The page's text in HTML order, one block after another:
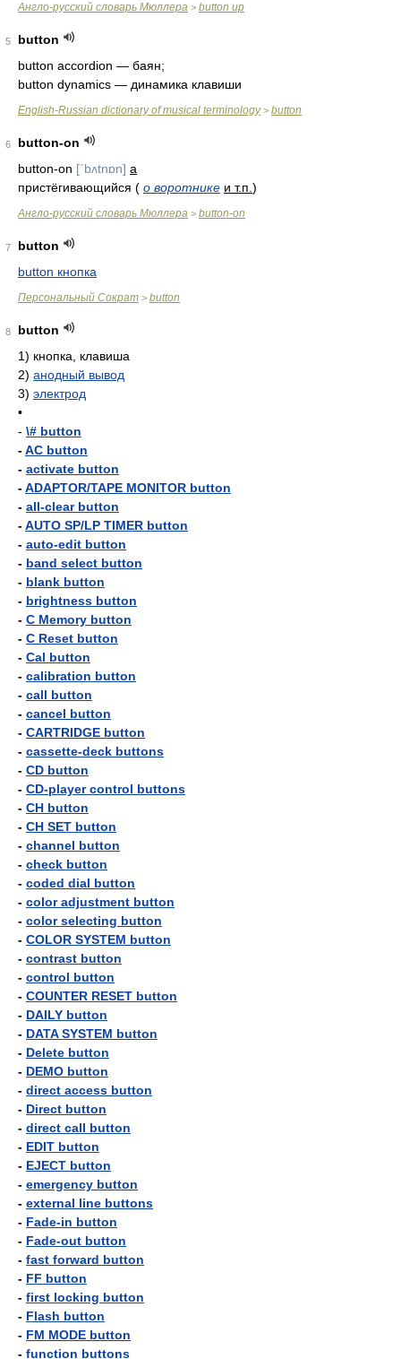
Англо-русский словарь Мюллера > button up
5
button
button accordion — баян;
button dynamics — динамика клавиши
English-Russian dictionary of musical terminology> button
6
button-on
button-on [ˊbʌtnɒn] a
пристёгивающийся ( о воротнике и т.п. )
Англо-русский словарь Мюллера > button-on
7
button
button кнопка
Персональный Сократ > button
8
button
1) кнопка, клавиша
2) анодный вывод
3) электрод
•
- \# button
-AC button
- activate button
-ADAPTOR/TAPE MONITOR button
- all-clear button
-AUTO SP/LP TIMER button
- auto-edit button
- band select button
- blank button
- brightness button
- C Memory button
- C Reset button
- Cal button
- calibration button
- call button
- cancel button
- CARTRIDGE button
- cassette-deck buttons
- CD button
- CD-player control buttons
- CH button
- CH SET button
- channel button
- check button
- coded dial button
- color adjustment button
- color selecting button
- COLOR SYSTEM button
- contrast button
- control button
- COUNTER RESET button
- DAILY button
- DATA SYSTEM button
- Delete button
- DEMO button
- direct access button
- Direct button
- direct call button
- EDIT button
- EJECT button
- emergency button
- external line buttons
- Fade-in button
- Fade-out button
- fast forward button
- FF button
- first locking button
- Flash button
- FM MODE button
- function buttons